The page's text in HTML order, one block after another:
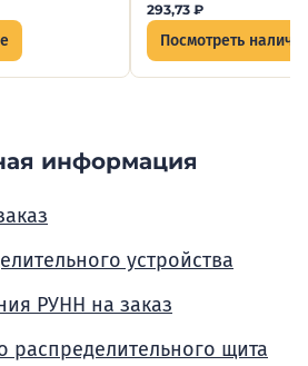
293,73 ₽
Посмотреть
информация
устройства
РУНН на заказ
распределительного щита